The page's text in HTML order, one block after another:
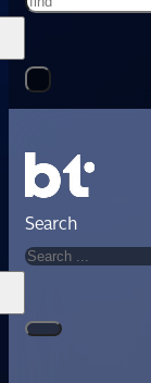
Search